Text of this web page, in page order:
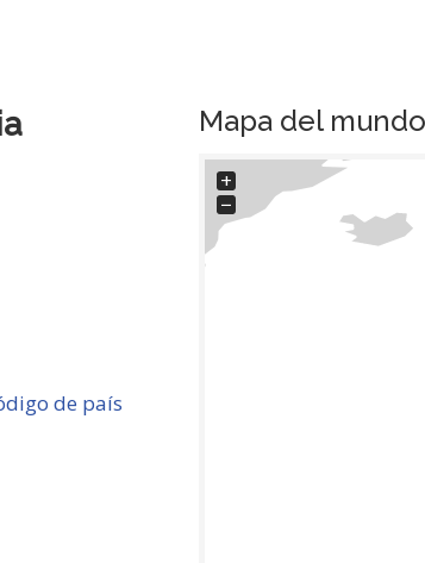
de país
Mapa del mundo
+
−